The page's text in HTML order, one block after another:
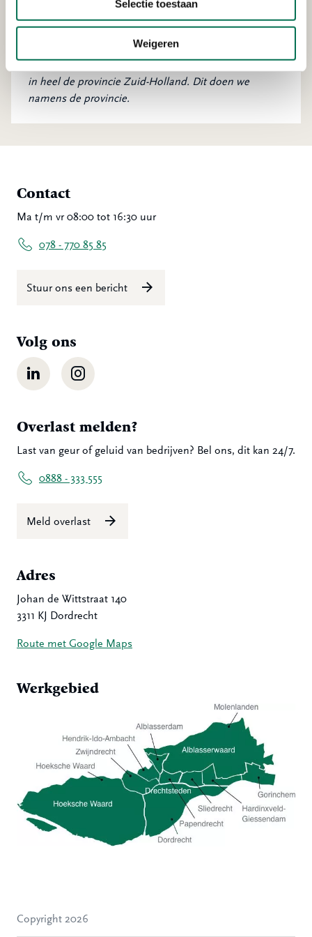
Selectie toestaan
Weigeren
OZHZ houdt toezicht op de Wet natuurbescherming
in heel de provincie Zuid-Holland. Dit doen we
namens de provincie.
Contact
Ma t/m vr 08:00 tot 16:30 uur
078 - 770 85 85
Stuur ons een bericht
Volg ons
LinkedIn Instagram
Overlast melden?
Last van geur of geluid van bedrijven? Bel ons, dit kan 24/7.
0888 - 333 555
Meld overlast
Adres
Johan de Wittstraat 140
3311 KJ Dordrecht
Route met Google Maps
Werkgebied
Molenlanden
Copyright 2026